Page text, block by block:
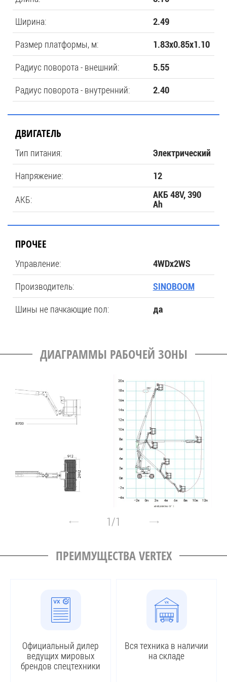
Ширина: 2.49
Размер платформы, м: 1.83х0.85х1.10
Радиус поворота - внешний: 5.55
Радиус поворота - внутренний: 2.40
ДВИГАТЕЛЬ
Тип питания: Электрический
Напряжение: 12
АКБ:
АКБ 48V, 390
Ah
ПРОЧЕЕ
Управление: 4WDх2WS
Производитель: SINOBOOM
Шины не пачкающие пол: да
ДИАГРАММЫ РАБОЧЕЙ ЗОНЫ
1/1
ПРЕИМУЩЕСТВА VERTEX
Официальный дилер
ведущих мировых
брендов спецтехники
Вся техника в наличии
на складе